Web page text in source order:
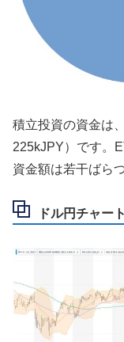
積立投資の資金は
225kJPY）です。
資金額は若干ばら
ドル円チャート